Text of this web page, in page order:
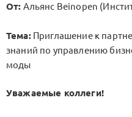
От: Альянс Beinopen
Тема:Приглашение к
знаний по управлению
моды
Уважаемые коллеги!